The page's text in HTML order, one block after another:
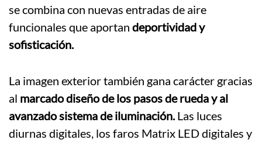
se combina con nuevas entradas de aire
funcionales que aportan deportividad y
sofisticación.
La imagen exterior también gana carácter gracias
al marcado diseño de los pasos de rueda y al
avanzado sistema de iluminación.Las luces
diurnas digitales, los faros Matrix LED digitales y